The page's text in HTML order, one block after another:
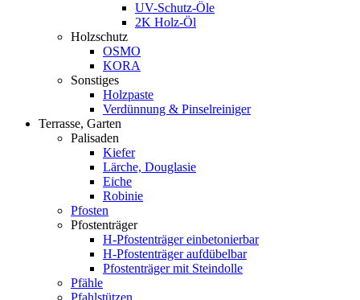
UV-Schutz-Öle
2K Holz-Öl
Holzschutz
OSMO
KORA
Sonstiges
Holzpaste
Verdünnung & Pinselreiniger
Terrasse, Garten
Palisaden
Kiefer
Lärche, Douglasie
Eiche
Robinie
Pfosten
Pfostenträger
H-Pfostenträger einbetonierbar
H-Pfostenträger aufdübelbar
Pfostenträger mit Steindolle
Pfähle
Pfahlstützen